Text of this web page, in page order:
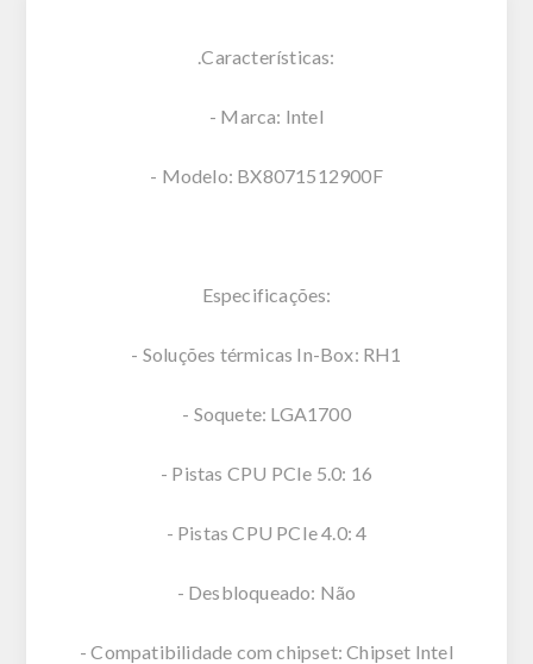
.Características:
- Marca: Intel
- Modelo: BX8071512900F
Especificações:
- Soluções térmicas In-Box: RH1
- Soquete: LGA1700
- Pistas CPU PCIe 5.0: 16
- Pistas CPU PCIe 4.0: 4
- Desbloqueado: Não
- Compatibilidade com chipset: Chipset Intel